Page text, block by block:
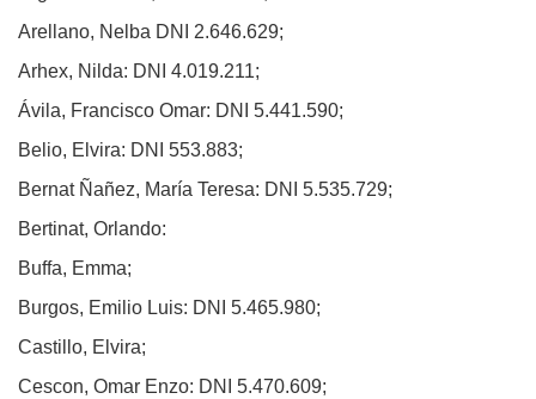
Arellano, Nelba DNI 2.646.629;
Arhex, Nilda: DNI 4.019.211;
Ávila, Francisco Omar: DNI 5.441.590;
Belio, Elvira: DNI 553.883;
Bernat Ñañez, María Teresa: DNI 5.535.729;
Bertinat, Orlando:
Buffa, Emma;
Burgos, Emilio Luis: DNI 5.465.980;
Castillo, Elvira;
Cescon, Omar Enzo: DNI 5.470.609;